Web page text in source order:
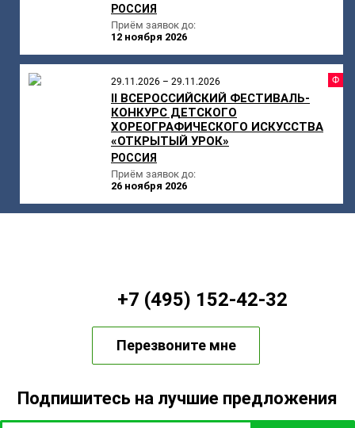
РОССИЯ
Приём заявок до:
12 ноября 2026
29.11.2026 – 29.11.2026
II ВСЕРОССИЙСКИЙ ФЕСТИВАЛЬ-
КОНКУРС ДЕТСКОГО
ХОРЕОГРАФИЧЕСКОГО ИСКУССТВА
«ОТКРЫТЫЙ УРОК»
РОССИЯ
Приём заявок до:
26 ноября 2026
+7 (495) 152-42-32
Перезвоните мне
Подпишитесь на лучшие предложения